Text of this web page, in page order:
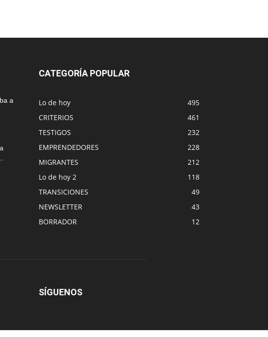
a
CATEGORÍA POPULAR
Lo de hoy
495
CRITERIOS
461
TESTIGOS
232
EMPRENDEDORES
228
MIGRANTES
212
Lo de hoy 2
118
TRANSICIONES
49
NEWSLETTER
43
BORRADOR
12
SÍGUENOS